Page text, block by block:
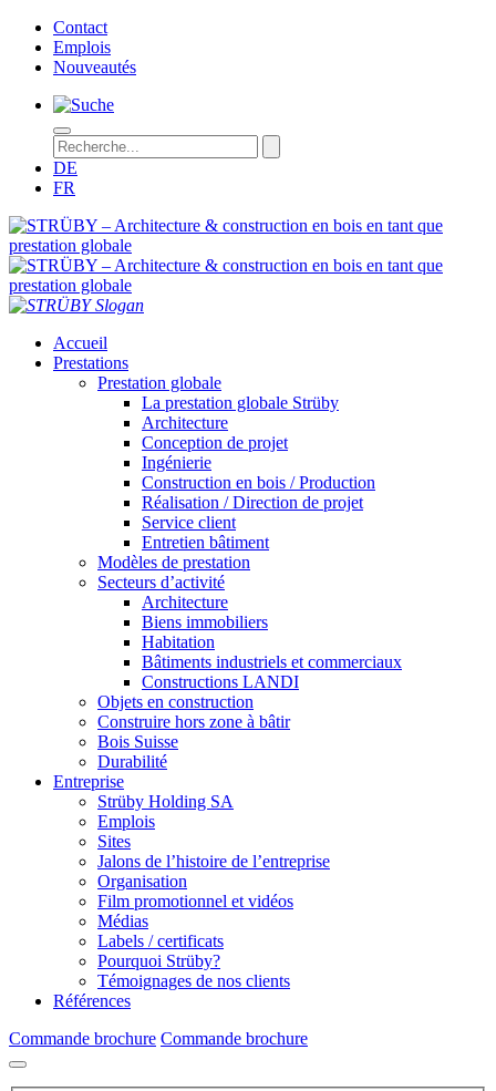
Contact
Emplois
Nouveautés
DE
FR
STRÜBY – Architecture & construction en bois en tant que
Accueil
Prestations
Prestation globale
La prestation globale Strüby
Architecture
Conception de projet
Ingénierie
Construction en bois / Production
Réalisation / Direction de projet
Service client
Entretien bâtiment
Modèles de prestation
Secteurs d’activité
Architecture
Biens immobiliers
Habitation
Bâtiments industriels et commerciaux
Constructions LANDI
Objets en construction
Construire hors zone à bâtir
Bois Suisse
Durabilité
Entreprise
Strüby Holding SA
Emplois
Sites
Jalons de l’histoire de l’entreprise
Organisation
Film promotionnel et vidéos
Médias
Labels / certificats
Pourquoi Strüby?
Témoignages de nos clients
Références
Commande brochure Commande brochure